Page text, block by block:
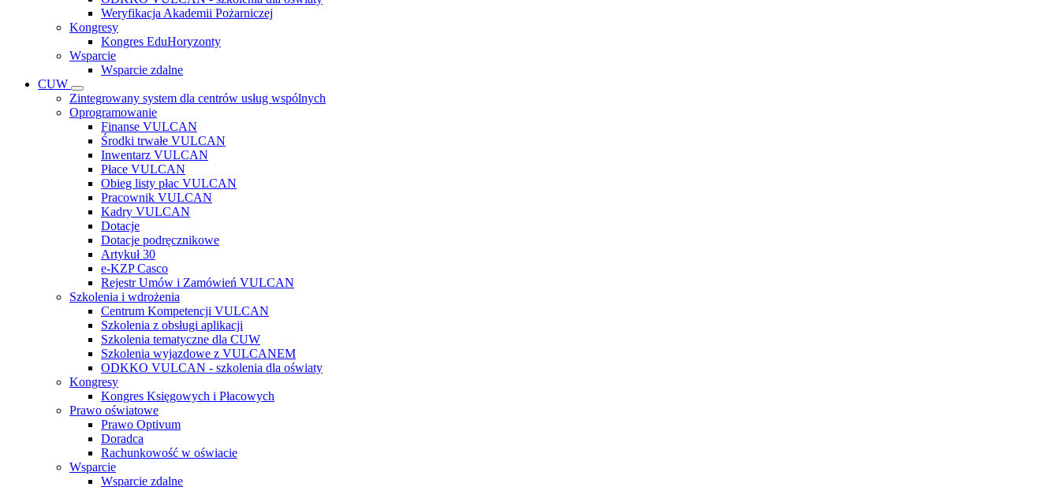
Weryfikacja Akademii Pożarniczej
Kongresy
Kongres EduHoryzonty
Wsparcie
Wsparcie zdalne
CUW
Zintegrowany system dla centrów usług wspólnych
Oprogramowanie
Finanse VULCAN
Środki trwałe VULCAN
Inwentarz VULCAN
Płace VULCAN
Obieg listy płac VULCAN
Pracownik VULCAN
Kadry VULCAN
Dotacje
Dotacje podręcznikowe
Artykuł 30
e-KZP Casco
Rejestr Umów i Zamówień VULCAN
Szkolenia i wdrożenia
Centrum Kompetencji VULCAN
Szkolenia z obsługi aplikacji
Szkolenia tematyczne dla CUW
Szkolenia wyjazdowe z VULCANEM
ODKKO VULCAN - szkolenia dla oświaty
Kongresy
Kongres Księgowych i Płacowych
Prawo oświatowe
Prawo Optivum
Doradca
Rachunkowość w oświacie
Wsparcie
Wsparcie zdalne